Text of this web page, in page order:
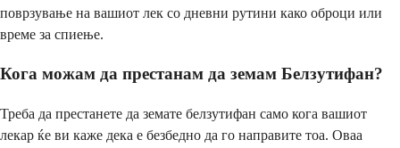
поврзување на вашиот лек со дневни рутини како оброци или
време за спиење.
Кога можам да престанам да земам Белзутифан?
Треба да престанете да земате белзутифан само кога вашиот
лекар ќе ви каже дека е безбедно да го направите тоа. Оваа